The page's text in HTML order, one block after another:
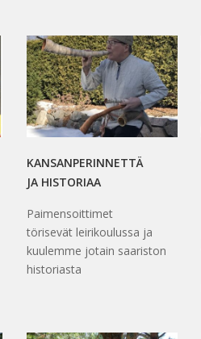
KANSANPERINNETTÄ
JA HISTORIAA
Paimensoittimet
törisevät leirikoulussa ja
kuulemme jotain saariston
historiasta